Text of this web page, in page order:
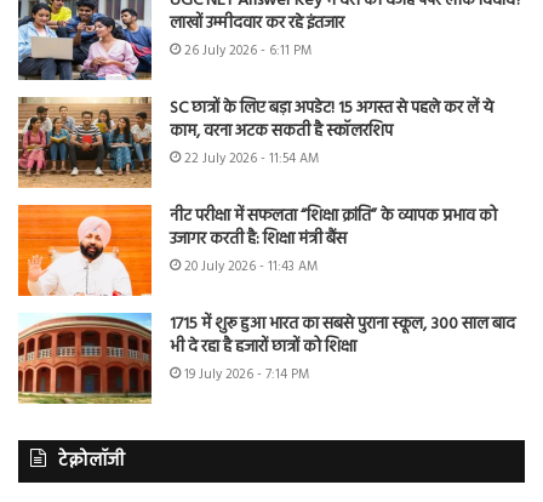
लाखों उम्मीदवार कर रहे इंतजार
26 July 2026 - 6:11 PM
SC छात्रों के लिए बड़ा अपडेट! 15 अगस्त से पहले कर लें ये
काम, वरना अटक सकती है स्कॉलरशिप
22 July 2026 - 11:54 AM
नीट परीक्षा में सफलता “शिक्षा क्रांति” के व्यापक प्रभाव को
उजागर करती है: शिक्षा मंत्री बैंस
20 July 2026 - 11:43 AM
1715 में शुरू हुआ भारत का सबसे पुराना स्कूल, 300 साल बाद
भी दे रहा है हजारों छात्रों को शिक्षा
19 July 2026 - 7:14 PM
टेक्नोलॉजी